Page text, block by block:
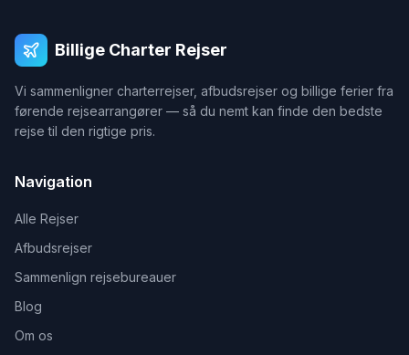
Billige Charter Rejser
Vi sammenligner charterrejser, afbudsrejser og billige ferier fra
førende rejsearrangører — så du nemt kan finde den bedste
rejse til den rigtige pris.
Navigation
Alle Rejser
Afbudsrejser
Sammenlign rejsebureauer
Blog
Om os